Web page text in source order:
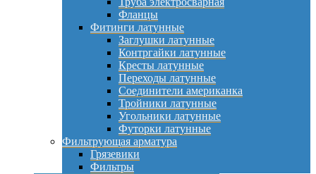
Фланцы
Фитинги латунные
Заглушки латунные
Контргайки латунные
Кресты латунные
Переходы латунные
Соединители американка
Тройники латунные
Угольники латунные
Футорки латунные
Фильтрующая арматура
Грязевики
Фильтры